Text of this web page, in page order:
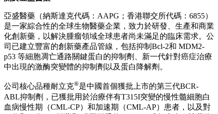
效。
安全性數據：安全性方面，總體治療相關不良事件發生
率為89.4%，但多為可控的低等級反應，主要表現為色
素沉著、高尿酸血症和肌酸激酶升高等；雖有部分≥3級
血液學毒性，但均在支持治療後恢復。
結論：整體而言，該藥物在保證可控安全性的同時，實
景。
關於亞盛醫藥